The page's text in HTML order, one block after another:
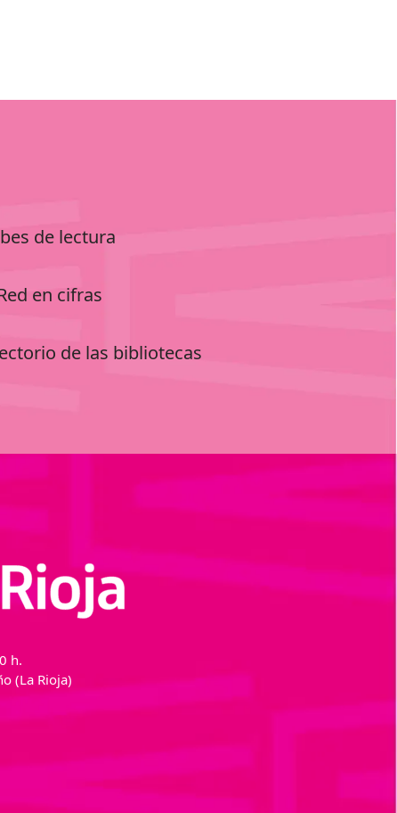
de lectura
en cifras
de las bibliotecas
h.
(La Rioja)